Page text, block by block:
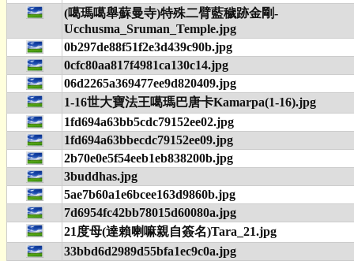
(噶瑪噶舉蘇曼寺)特殊二臂藍穢跡金剛-
Ucchusma_Sruman_Temple.jpg
0b297de88f51f2e3d439c90b.jpg
0cfc80aa817f4981ca130c14.jpg
06d2265a369477ee9d820409.jpg
1-16世大寶法王噶瑪巴唐卡Kamarpa(1-16).jpg
1fd694a63bb5cdc79152ee02.jpg
1fd694a63bbecdc79152ee09.jpg
2b70e0e5f54eeb1eb838200b.jpg
3buddhas.jpg
5ae7b60a1e6bcee163d9860b.jpg
7d6954fc42bb78015d60080a.jpg
21度母(達賴喇嘛親自簽名)Tara_21.jpg
33bbd6d2989d55bfa1ec9c0a.jpg